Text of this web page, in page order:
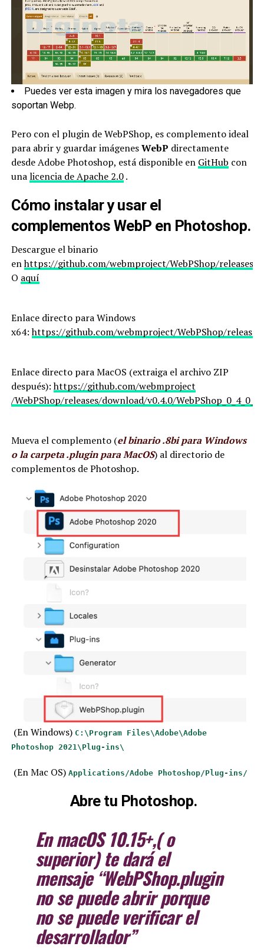
Puedes ver esta imagen y mira los navegadores que
soportan Webp.
Pero con el plugin de WebPShop, es complemento ideal
para abrir y guardar imágenesWebP directamente
desde Adobe Photoshop, está disponible en GitHub con
unalicencia de Apache 2.0.
Cómo instalar y usar el
complementos WebP en Photoshop.
Descargue el binario
enhttps://github.com/webmproject/WebPShop/releases
O aquí
Enlace directo para Windows
x64:https://github.com/webmproject/WebPShop/
Enlace directo para MacOS (extraiga el archivo ZIP
después):https://github.com/webmproject
/WebPShop/releases/download/v0.4.0/
Mueva el complemento (el binario .8bi para Windows
o la carpeta .plugin para MacOS) al directorio de
complementos de Photoshop.
(En Windows) C:\Program Files\Adobe\Adobe
Photoshop 2021\Plug-ins\
(En Mac OS) Applications/Adobe Photoshop/Plug-ins/
Abre tu Photoshop.
En macOS 10.15+,( o
superior) te dará el
mensaje “WebPShop.plugin
no se puede abrir porque
no se puede verificar el
desarrollador”